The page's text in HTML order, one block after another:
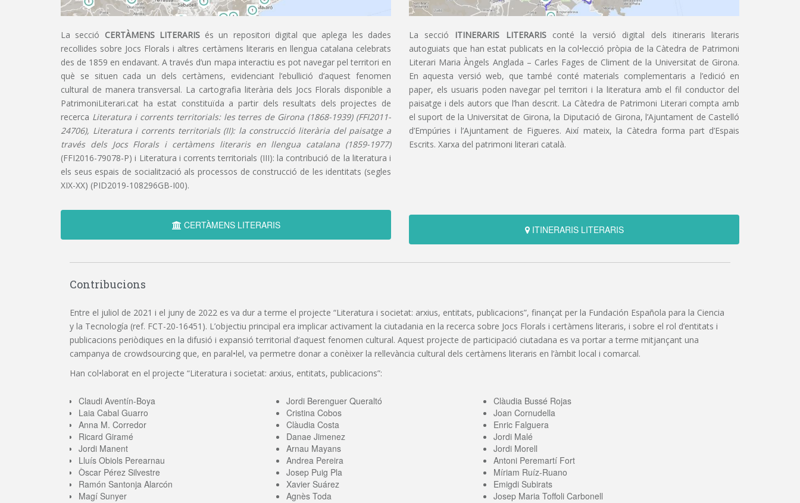
La secció CERTÀMENS LITERARISés un repositori digital que aplega les dades
recollides sobre Jocs Florals i altres certàmens literaris en llengua catalana celebrats
des de 1859 en endavant. A través d’un mapa interactiu es pot navegar pel territori en
què se situen cada un dels certàmens, evidenciant l’ebullició d’aquest fenomen
cultural de manera transversal. La cartografia literària dels Jocs Florals disponible a
PatrimoniLiterari.cat ha estat constituïda a partir dels resultats dels projectes de
recerca Literatura i corrents territorials: les terres de Girona (1868-1939) (FFI2011-
24706), Literatura i corrents territorials (II): la construcció literària del paisatge a
través dels Jocs Florals i certàmens literaris en llengua catalana (1859-1977)
(FFI2016-79078-P) i Literatura i corrents territorials (III): la contribució de la literatura i
els seus espais de socialització als processos de construcció de les identitats (segles
XIX-XX) (PID2019-108296GB-I00).
CERTÀMENS LITERARIS
La secció ITINERARIS LITERARISconté la versió digital dels itineraris literaris
autoguiats que han estat publicats en la col•lecció pròpia de la Càtedra de Patrimoni
Literari Maria Àngels Anglada – Carles Fages de Climent de la Universitat de Girona.
En aquesta versió web, que també conté materials complementaris a l’edició en
paper, els usuaris poden navegar pel territori i la literatura amb el fil conductor del
paisatge i dels autors que l’han descrit. La Càtedra de Patrimoni Literari compta amb
el suport de la Universitat de Girona, la Diputació de Girona, l’Ajuntament de Castelló
d’Empúries i l’Ajuntament de Figueres. Així mateix, la Càtedra forma part d’Espais
Escrits. Xarxa del patrimoni literari català.
ITINERARIS LITERARIS
Contribucions
Entre el juliol de 2021 i el juny de 2022 es va dur a terme el projecte “Literatura i societat: arxius, entitats, publicacions”, finançat per la Fundación Española para la Ciencia
y la Tecnología (ref. FCT-20-16451). L’objectiu principal era implicar activament la ciutadania en la recerca sobre Jocs Florals i certàmens literaris, i sobre el rol d’entitats i
publicacions periòdiques en la difusió i expansió territorial d’aquest fenomen cultural. Aquest projecte de participació ciutadana es va portar a terme mitjançant una
campanya de crowdsourcing que, en paral•lel, va permetre donar a conèixer la rellevància cultural dels certàmens literaris en l’àmbit local i comarcal.
Han col•laborat en el projecte “Literatura i societat: arxius, entitats, publicacions”:
Claudi Aventín-Boya Jordi Berenguer Queraltó
Clàudia Bussé Rojas
Laia Cabal Guarro
Cristina Cobos
Joan Cornudella
Anna M. Corredor
Clàudia Costa
Enric Falguera
Ricard Giramé
Danae Jimenez
Jordi Malé
Jordi Manent
Arnau Mayans
Jordi Morell
Lluís Obiols Perearnau
Andrea Pereira
Antoni Peremartí Fort
Òscar Pérez Silvestre
Josep Puig Pla
Míriam Ruíz-Ruano
Ramón Santonja Alarcón
Xavier Suárez
Emigdi Subirats
Magí Sunyer
Agnès Toda
Josep Maria Toffoli Carbonell